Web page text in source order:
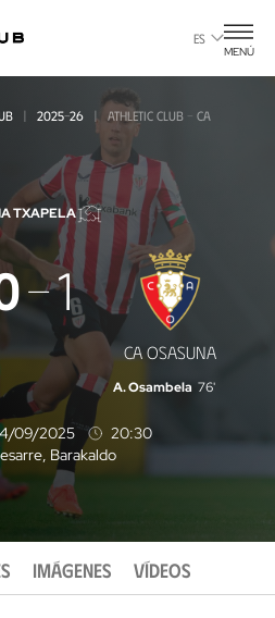
ES
MENÚ
2025-26
ATHLETIC CLUB - CA
TXAPELA
1
CA OSASUNA
A. Osambela 76'
09/2025
20:30
U
ó
, Barakaldo
IMÁGENES VÍDEOS